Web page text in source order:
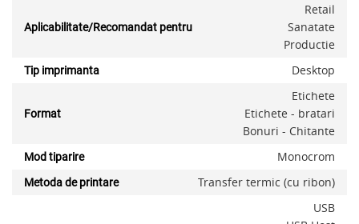
Aplicabilitate/Recomandat pentru
Retail
Sanatate
Productie
Tip imprimanta Desktop
Format
Etichete
Etichete - bratari
Bonuri - Chitante
Mod tiparire Monocrom
Metoda de printare Transfer termic (cu ribon)
USB